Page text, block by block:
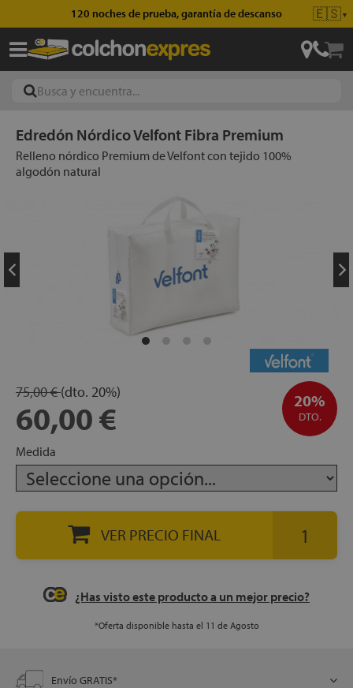
120 noches de prueba, garantía de descanso 🇪🇸▼
Edredón Nórdico Velfont Fibra Premium
Relleno nórdico Premium de Velfont con tejido 100%
algodón natural
20%
DTO.
75,00 €(dto. 20%)
60,00 €
Medida
VER PRECIO FINAL
¿Has visto este producto a un mejor precio?
*Oferta disponible hasta el 11 de Agosto
Envío GRATIS*